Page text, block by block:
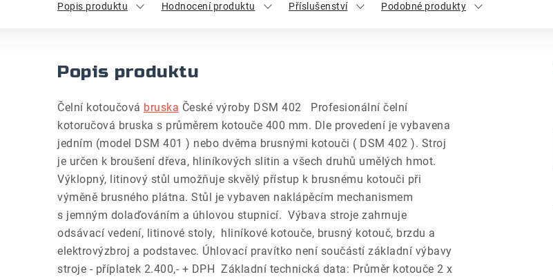
Popis produktu Hodnocení produktu Příslušenství Podobné produkty
Popis produktu
Čelní kotoučová bruska České výroby DSM 402 Profesionální čelní
kotoručová bruska s průměrem kotouče 400 mm. Dle provedení je vybavena
jedním (model DSM 401 ) nebo dvěma brusnými kotouči ( DSM 402 ). Stroj
je určen k broušení dřeva, hliníkových slitin a všech druhů umělých hmot.
Výklopný, litinový stůl umožňuje skvělý přístup k brusnému kotouči při
výměně brusného plátna. Stůl je vybaven naklápěcím mechanismem
s jemným dolaďováním a úhlovou stupnicí. Výbava stroje zahrnuje
odsávací vedení, litinové stoly, hliníkové kotouče, brusný kotouč, brzdu a
elektrovýzbroj a podstavec. Úhlovací pravítko není součástí základní výbavy
stroje - příplatek 2.400,- + DPH Základní technická data: Průměr kotouče 2 x